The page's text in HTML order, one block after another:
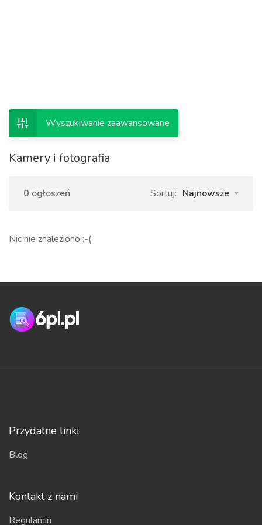
Wyszukiwanie zaawansowane
Kamery i fotografia
0 ogłoszeń Sortuj: Najnowsze
Nic nie znaleziono :-(
Przydatne linki
Blog
Kontakt z nami
Regulamin